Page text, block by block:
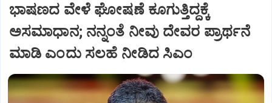
ಭಾಷಣದ ವೇಳೆ ಘೋಷಣೆ ಕೂಗುತ್ತಿದ್ದಕ್ಕೆ
ಅಸಮಾಧಾನ; ನನ್ನಂತೆ ನೀವು ದೇವರ ಪ್ರಾರ್ಥನೆ
ಮಾಡಿ ಎಂದು ಸಲಹೆ ನೀಡಿದ ಸಿಎಂ